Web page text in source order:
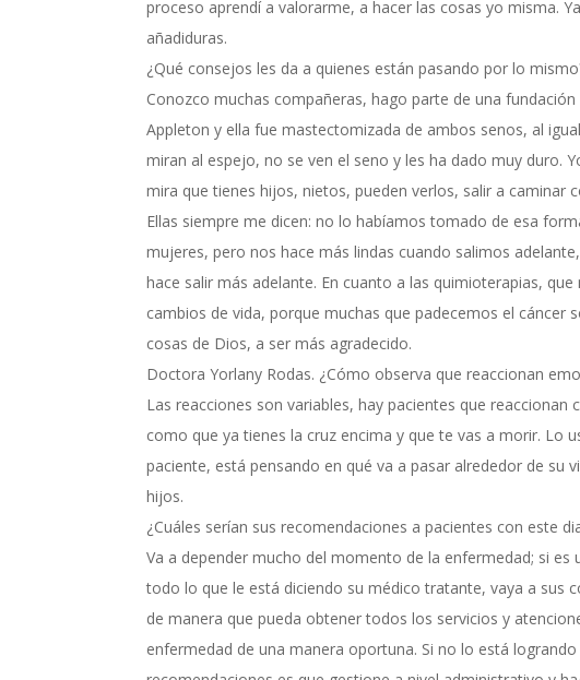
proceso aprendí a valorarme, a hacer las cosas yo misma.
añadiduras.
¿Qué consejos les da a quienes están pasando por lo
Conozco muchas compañeras, hago parte de una
Appleton y ella fue mastectomizada de ambos senos, al
miran al espejo, no se ven el seno y les ha dado muy duro.
mira que tienes hijos, nietos, pueden verlos, salir a caminar
Ellas siempre me dicen: no lo habíamos tomado de esa
mujeres, pero nos hace más lindas cuando salimos
hace salir más adelante. En cuanto a las quimioterapias,
cambios de vida, porque muchas que padecemos el
cosas de Dios, a ser más agradecido.
Doctora Yorlany Rodas. ¿Cómo observa que reaccionan
Las reacciones son variables, hay pacientes que
como que ya tienes la cruz encima y que te vas a morir. Lo
paciente, está pensando en qué va a pasar alrededor de su
hijos.
¿Cuáles serían sus recomendaciones a pacientes con este
Va a depender mucho del momento de la enfermedad; si
todo lo que le está diciendo su médico tratante, vaya a sus
de manera que pueda obtener todos los servicios y
enfermedad de una manera oportuna. Si no lo está